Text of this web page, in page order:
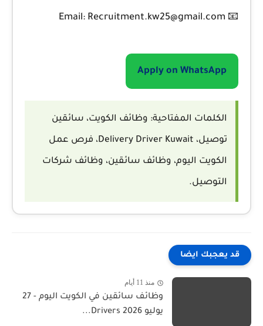
📧 Email: Recruitment.kw25@gmail.com
Apply on WhatsApp
الكلمات المفتاحية: وظائف الكويت، سائقين
توصيل، Delivery Driver Kuwait، فرص عمل
الكويت اليوم، وظائف سائقين، وظائف شركات
التوصيل.
قد يعجبك ايضا
منذ 11 أيام
وظائف سائقين في الكويت اليوم - 27
يوليو 2026 Drivers...